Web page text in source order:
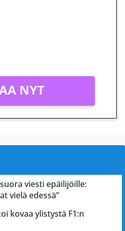
NYT
viesti epäilijöille:
vielä edessä”
kovaa ylistystä F1:n